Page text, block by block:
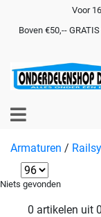
Voor
Boven €50,--
Armaturen /
Niets gevonden
0 artikelen uit 0